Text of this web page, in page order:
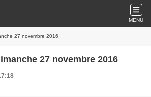
MENU
27 novembre 2016
27 novembre 2016